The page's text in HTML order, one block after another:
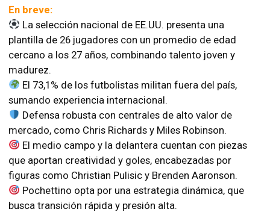
En breve:
La selección nacional de EE.UU. presenta una
plantilla de 26 jugadores con un promedio de edad
cercano a los 27 años, combinando talento joven y
madurez.
El 73,1% de los futbolistas militan fuera del país,
sumando experiencia internacional.
Defensa robusta con centrales de alto valor de
mercado, como Chris Richards y Miles Robinson.
El medio campo y la delantera cuentan con piezas
que aportan creatividad y goles, encabezadas por
figuras como Christian Pulisic y Brenden Aaronson.
Pochettino opta por una estrategia dinámica, que
busca transición rápida y presión alta.